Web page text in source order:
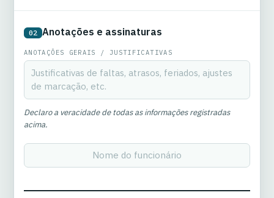
02 Anotações e assinaturas
ANOTAÇÕES GERAIS / JUSTIFICATIVAS
Declaro a veracidade de todas as informações registradas
acima.